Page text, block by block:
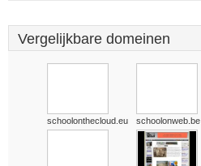
Vergelijkbare domeinen
schoolonthecloud.eu schoolonweb.be